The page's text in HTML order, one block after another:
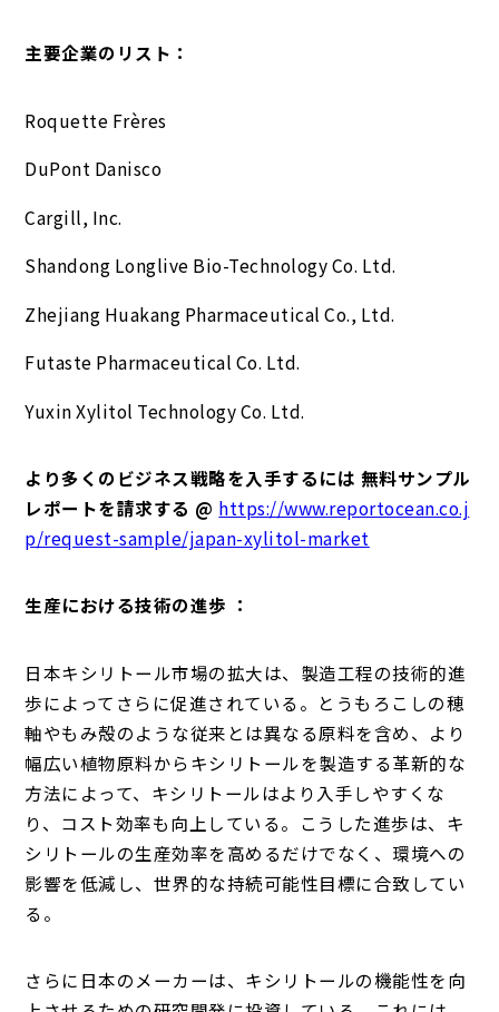
主要企業のリスト：
Roquette Frères
DuPont Danisco
Cargill, Inc.
Shandong Longlive Bio-Technology Co. Ltd.
Zhejiang Huakang Pharmaceutical Co., Ltd.
Futaste Pharmaceutical Co. Ltd.
Yuxin Xylitol Technology Co. Ltd.
より多くのビジネス戦略を入手するには 無料サンプル
レポートを請求する @ https://www.reportocean.co.j
p/request-sample/japan-xylitol-market
生産における技術の進歩 ：
日本キシリトール市場の拡大は、製造工程の技術的進
歩によってさらに促進されている。とうもろこしの穂
軸やもみ殻のような従来とは異なる原料を含め、より
幅広い植物原料からキシリトールを製造する革新的な
方法によって、キシリトールはより入手しやすくな
り、コスト効率も向上している。こうした進歩は、キ
シリトールの生産効率を高めるだけでなく、環境への
影響を低減し、世界的な持続可能性目標に合致してい
る。
さらに日本のメーカーは、キシリトールの機能性を向